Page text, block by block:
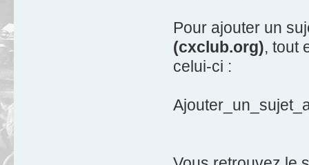
Pour ajouter un
(cxclub.org), tout
celui-ci :